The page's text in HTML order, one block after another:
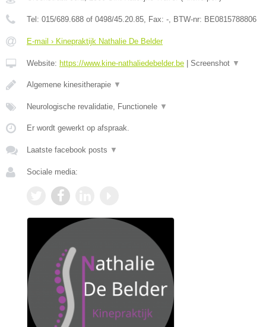
Tel: 015/689.688 of 0498/45.20.85, Fax: -, BTW-nr: BE0815788806
E-mail › Kinepraktijk Nathalie De Belder
Website: https://www.kine-nathaliedebelder.be Screenshot ▼
Algemene kinesitherapie ▼
Neurologische revalidatie, Functionele ▼
Er wordt gewerkt op afspraak.
Laatste facebook posts ▼
Sociale media: